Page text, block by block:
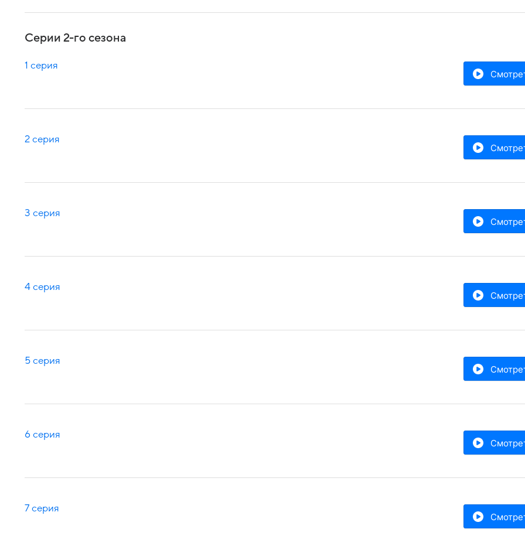
Серии 2-го сезона
1 серия
2 серия
3 серия
4 серия
5 серия
6 серия
7 серия